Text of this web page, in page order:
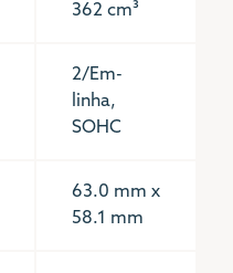
362 cm³
2/Em-
linha,
SOHC
63.0 mm x
58.1 mm